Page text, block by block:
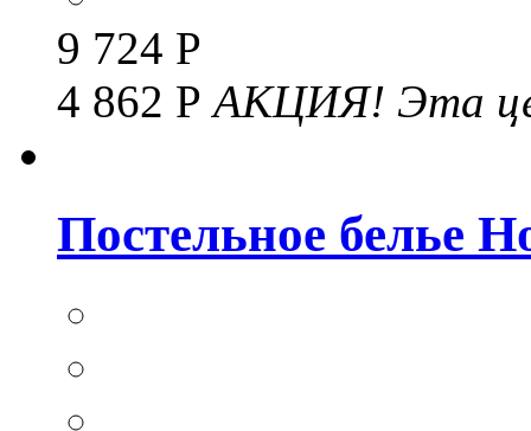
9 724 Р
4 862 РАКЦИЯ! Эта
Постельное белье